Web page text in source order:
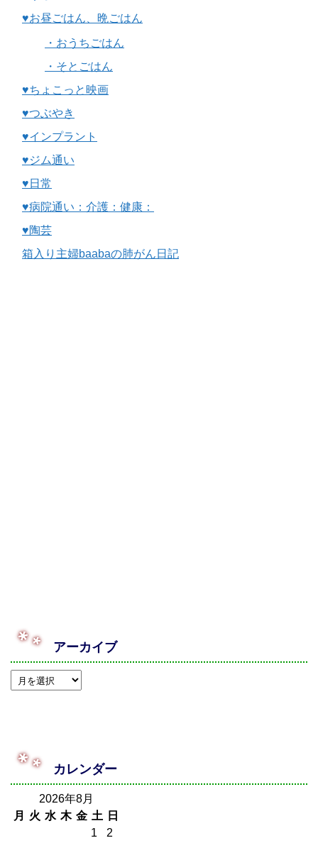
♥お昼ごはん、晩ごはん
・おうちごはん
・そとごはん
♥ちょこっと映画
♥つぶやき
♥インプラント
♥ジム通い
♥日常
♥病院通い：介護：健康：
♥陶芸
箱入り主婦baabaの肺がん日記
アーカイブ
カレンダー
2026年8月
月
火 水 木 金 土
日
1
2